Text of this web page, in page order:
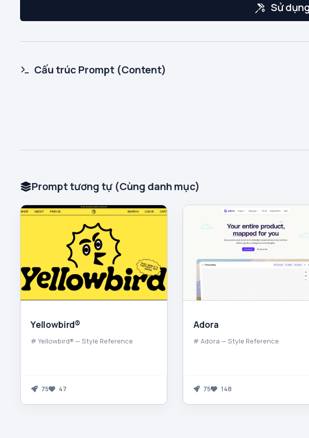
Sử
Cấu trúc Prompt (Content)
Prompt tương tự (Cùng danh mục)
Yellowbird®
# Yellowbird® — Style Reference
75 47
Adora
# Adora — Style Reference
75 148